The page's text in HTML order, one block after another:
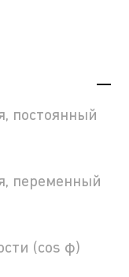
постоянный
переменный
(cos φ)